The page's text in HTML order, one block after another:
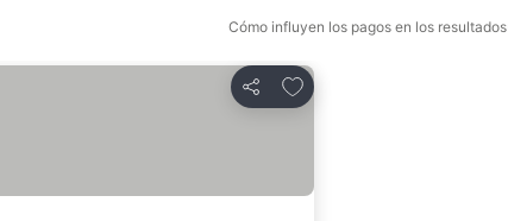
Cómo influyen los pagos en los resultados
Compartir
Añadir a favoritos